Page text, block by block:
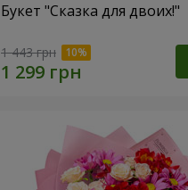
Букет "Сказка для двоих!"
1 443 грн